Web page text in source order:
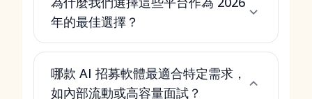
年的最佳選擇？
哪款 AI 招募軟體最適合特定需求，
如內部流動或高容量面試？